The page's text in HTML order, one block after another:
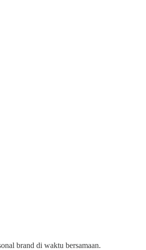
brand di waktu bersamaan.